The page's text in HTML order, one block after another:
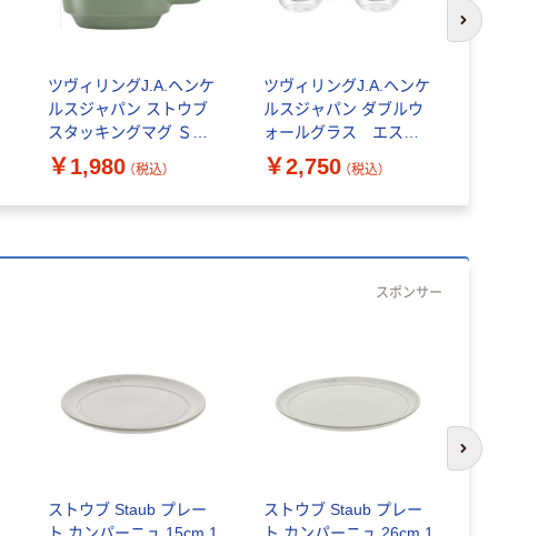
ツヴィリングJ.A.ヘンケ
ルスジャパン ストウブ
スタッキングマグ Ｓ
250ml ユーカリ レンジ
カップ 食洗機 1個
￥1,980 （税込）
ツヴィリングJ.A.ヘンケ
ルスジャパン ダブルウ
ォールグラス エスプ
レッソ80ml 2個セット
ハンドル レンジ 耐熱 1
個
￥2,750 （税込）
次のスライド
スポンサー
ストウブ Staub プレー
ストウブ Staub プレー
次のスライド